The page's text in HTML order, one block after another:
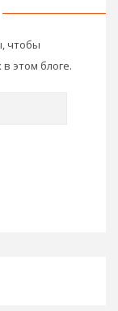
чтобы
этом блоге.